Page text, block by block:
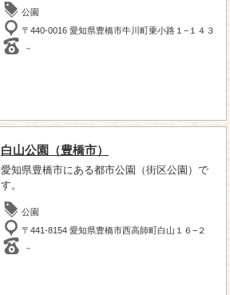
公園
〒440-0016 愛知県豊橋市牛川町乗小路１−１４３
－
白山公園（豊橋市）
愛知県豊橋市にある都市公園（街区公園）で
す。
公園
〒441-8154 愛知県豊橋市西高師町白山１６−２
－